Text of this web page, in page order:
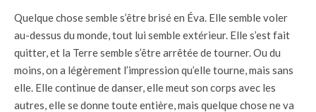
Quelque chose semble s’être brisé en Éva. Elle semble voler
au-dessus du monde, tout lui semble extérieur. Elle s’est fait
quitter, et la Terre semble s’être arrêtée de tourner. Ou du
moins, on a légèrement l’impression qu’elle tourne, mais sans
elle. Elle continue de danser, elle meut son corps avec les
autres, elle se donne toute entière, mais quelque chose ne va